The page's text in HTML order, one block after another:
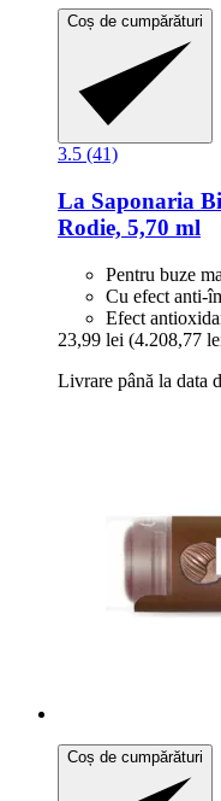
Coș de cumpărături
3.5 (41)
La Saponaria
Rodie, 5,70 ml
Pentru buze
Cu efect anti-
Efect
23,99 lei (4.208,77
Livrare până la data
Coș de cumpărături